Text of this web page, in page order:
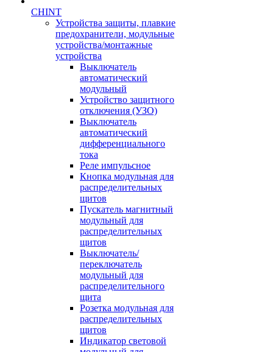
CHINT
Устройства защиты, плавкие
предохранители, модульные
устройства/монтажные
устройства
Выключатель
автоматический
модульный
Устройство защитного
отключения (УЗО)
Выключатель
автоматический
дифференциального
тока
Реле импульсное
Кнопка модульная для
распределительных
щитов
Пускатель магнитный
модульный для
распределительных
щитов
Выключатель/
переключатель
модульный для
распределительного
щита
Розетка модульная для
распределительных
щитов
Индикатор световой